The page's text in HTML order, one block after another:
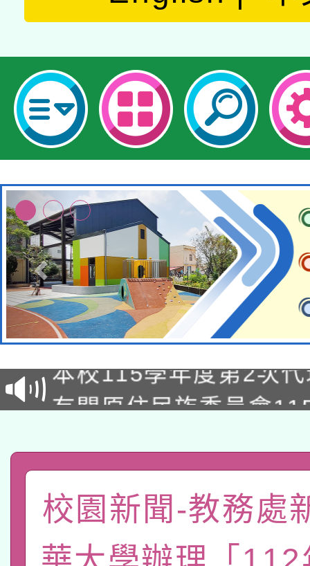
本校115學年度第1次
第3次招考甄選結果公
本校115學年度第2次
次招考甄選結果公告(
有關原住民族委員會
一案。
答一案
有關本府115年70歲以
人員健康講座「吃得安
心」，鼓勵退休同仁踴
本校115學年度第2次
招甄選結果公告(無人
校園新聞-教務處